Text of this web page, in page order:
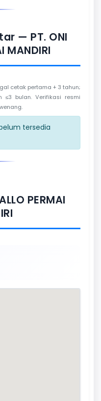
— PT. ONI
MANDIRI
cetak pertama + 3 tahun;
≤3 bulan. Verifikasi resmi
tersedia
PERMAI